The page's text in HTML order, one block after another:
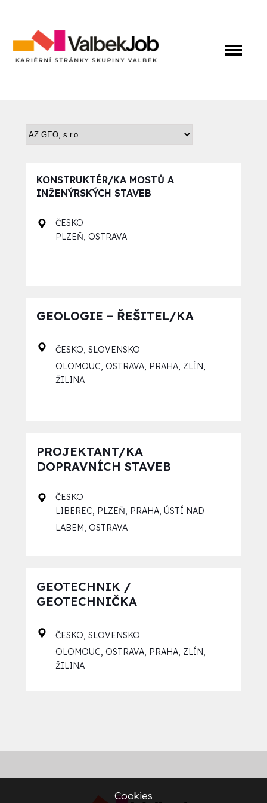
KONSTRUKTÉR/KA MOSTŮ A
INŽENÝRSKÝCH STAVEB
ČESKO
PLZEŇ,OSTRAVA
GEOLOGIE – ŘEŠITEL/KA
ČESKO,SLOVENSKO
OLOMOUC,OSTRAVA, PRAHA, ZLÍN,
ŽILINA
PROJEKTANT/KA
DOPRAVNÍCH STAVEB
ČESKO
LIBEREC PLZEŇ PRAHA ,ÚSTÍ NAD
LABEM ,OSTRAVA
GEOTECHNIK /
GEOTECHNIČKA
ČESKO,SLOVENSKO
OLOMOUC,OSTRAVA, PRAHA, ZLÍN,
ŽILINA
Cookies